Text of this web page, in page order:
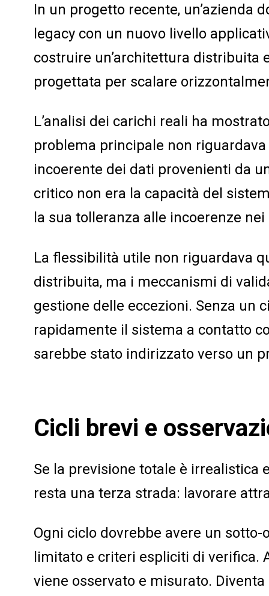
In un progetto recente, un’azienda
legacy con un nuovo livello
costruire un’architettura distribuita
progettata per scalare
L’analisi dei carichi reali ha
problema principale non
incoerente dei dati provenienti da
critico non era la capacità del
la sua tolleranza alle incoerenze
La flessibilità utile non riguardava
distribuita, ma i meccanismi di
gestione delle eccezioni. Senza un
rapidamente il sistema a contatto
sarebbe stato indirizzato verso un
Cicli brevi e
Se la previsione totale è irrealistica
resta una terza strada: lavorare
Ogni ciclo dovrebbe avere un
limitato e criteri espliciti di verifica.
viene osservato e misurato.